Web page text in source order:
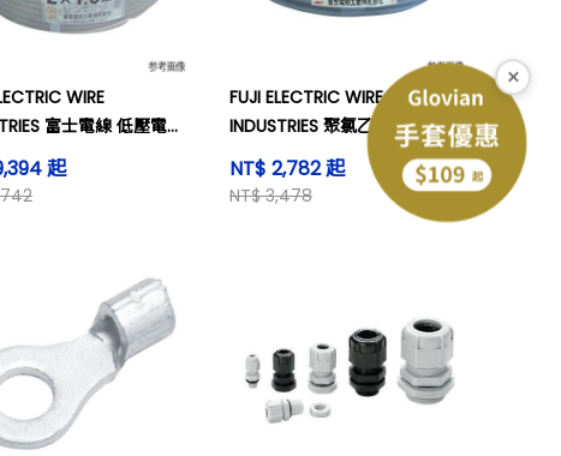
WIRE
富士電線 低壓電纜
起
FUJI ELECTRIC WIRE
INDUSTRIES 聚氯乙烯絕緣電纜
2芯 (VCT-F)
NT$ 2,782 起
NT$ 3,478
×